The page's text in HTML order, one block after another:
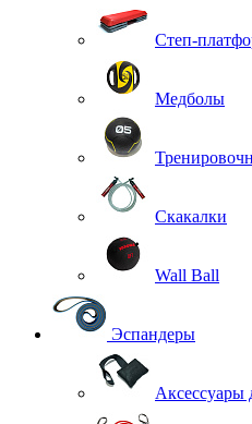
Степ-
Медболы
Скакалки
Wall Ball
Эспандеры
Аксессуары